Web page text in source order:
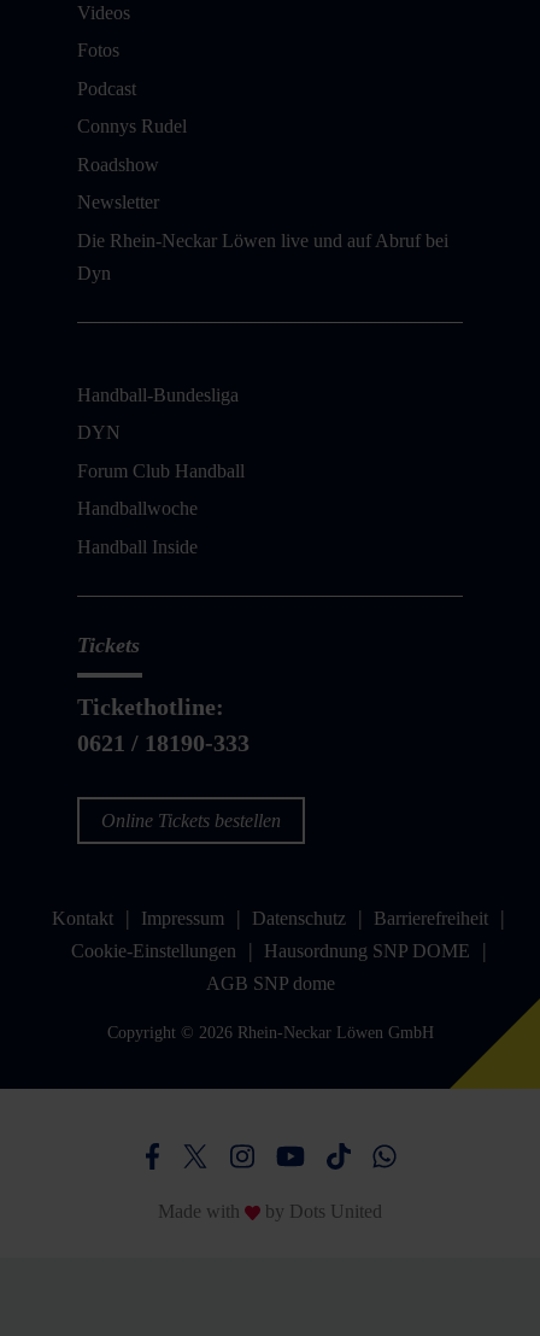
Videos
Fotos
Podcast
Connys Rudel
Roadshow
Newsletter
Die Rhein-Neckar Löwen live und auf Abruf bei
Dyn
Handball-Bundesliga
DYN
Forum Club Handball
Handballwoche
Handball Inside
Tickets
Tickethotline:
0621 / 18190-333
Online Tickets bestellen
Kontakt Impressum Datenschutz
Barrierefreiheit
Cookie-Einstellungen
Hausordnung SNP DOME
AGB SNP dome
Copyright © 2026 Rhein-Neckar Löwen GmbH
Besucht uns auf Facebook
Besucht uns auf Twitter
Besucht uns auf Instagram
Besucht uns auf Youtube
Besucht uns auf
Besucht uns auf
Made with by Dots United